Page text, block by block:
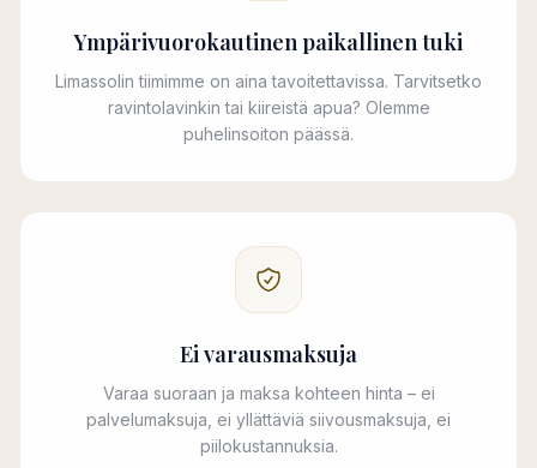
Ympärivuorokautinen paikallinen tuki
Limassolin tiimimme on aina tavoitettavissa. Tarvitsetko
ravintolavinkin tai kiireistä apua? Olemme
puhelinsoiton päässä.
Ei varausmaksuja
Varaa suoraan ja maksa kohteen hinta – ei
palvelumaksuja, ei yllättäviä siivousmaksuja, ei
piilokustannuksia.